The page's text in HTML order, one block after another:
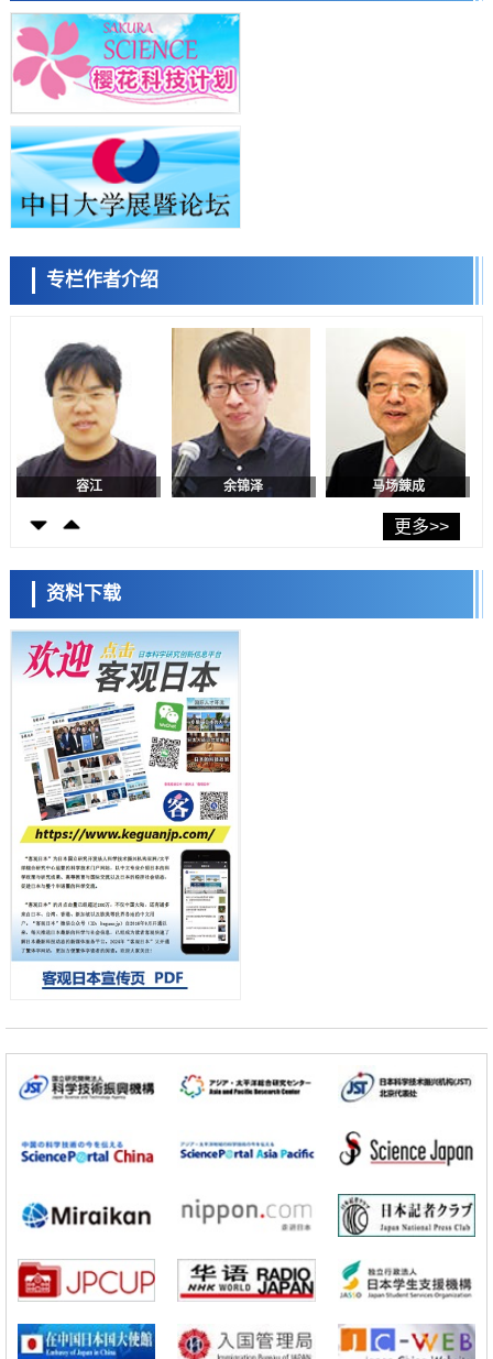
子抑制发作
科学研究
九州大学揭示夜间眼压升高机制：两种激素波动叠加所致
科学研究
东京都产技研采用新手法开发出可稳定工作至300℃的介电材料，已验
证电容器可在汽车发动机等高温环境下工作
经济・社会
日本生成式AI使用者占比一年内翻倍，但与中美德仍有较大差距
政策
日本修订首都直下型地震紧急对策：目标为死亡人数至少减半，重点强
科学研究
福井大学发现细胞记忆过往并抑制反应的机制，阐明即便DNA相同反应
迥异之谜
神户大学确认口服癌症疫苗B440单药给药的安全性，在转移性尿路上皮
癌患者中开展临床试验
政策
日本发布《令和8年版科学技术与创新白皮书》，解读第七期基本计划
首年度政策方向
科学研究
东京大学发现可诱导细胞死亡的新型信使物质
科学研究
东京都健康长寿医疗中心跨器官揭示衰老过程中的糖链变化
产总研无需石油利用松脂制备石墨前驱体，可作为电池电极材料
科学研究
东京大学和海上保安厅等发现南海海槽沿线板块边界锁定状态存在区域
差异
政策
日本第2次医疗研究开发调整费，根据一线实际情况和需求分配99.3亿
日元
科学研究
千叶大学鉴定出导致难治性疾病“肺高血压症”恶化的蛋白质“MYL9/12”，
会引发血管结构恶化
科学研究
京都大学高效生成光的构成单元“光子”，可应用于量子计算机
科学研究
开发出300亿年仅误差1秒的光晶格钟，构建网络将其打造为下一代社会
基础设施
经济・社会
日本成立“以人为本AI联盟”——力争借助AI拓展社会公众创造力，依托
产学合作推进研发
科学研究
立教大学在试管内构建长链人工基因组DNA自我复制系统，有望实现携
带大量基因的人工细胞
政策
展研究
科学研究
科学研究
开发出300亿年仅误差1秒的光晶格钟，构建网络将其打造为下一代社会
基础设施
经济・社会
日本成立“以人为本AI联盟”——力争借助AI拓展社会公众创造力，依托
科学研究
专栏作者介绍
陈小牧 李鸥
日本科学未来馆 科学交
小岩井忠道 泷川 进
更多>>
资料下载